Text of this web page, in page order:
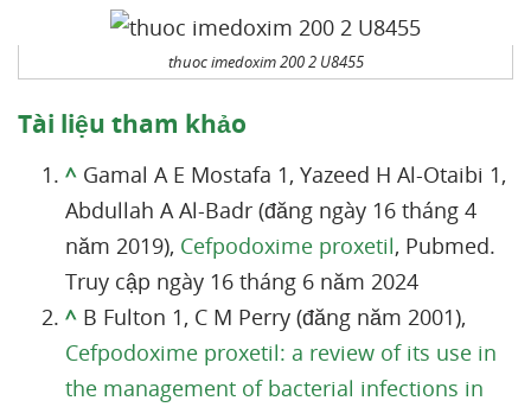
thuoc imedoxim 200 2 U8455
Tài liệu tham khảo
^ Gamal A E Mostafa 1, Yazeed H Al-Otaibi 1,
Abdullah A Al-Badr (đăng ngày 16 tháng 4
năm 2019), Cefpodoxime proxetil, Pubmed.
Truy cập ngày 16 tháng 6 năm 2024
^ B Fulton 1, C M Perry (đăng năm 2001),
Cefpodoxime proxetil: a review of its use in
the management of bacterial infections in